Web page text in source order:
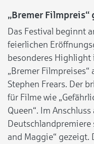
„Bremer Filmpreis“
Das Festival beginnt
feierlichen
besonderes Highlight
„Bremer
Stephen Frears. Der
für Filme wie
Queen“. Im
Deutschlandpremiere
and Maggie“ gezeigt.